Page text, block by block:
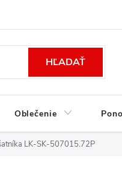
HĽADAŤ
Oblečenie
LK-SK-507015.72P